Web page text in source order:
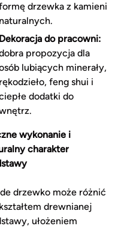
drzewka z kamieni
naturalnych.
Dekoracja do pracowni:
propozycja dla
lubiących minerały,
rękodzieło, feng shui i
dodatki do
wykonanie i
charakter
drzewko może różnić
drewnianej
ułożeniem